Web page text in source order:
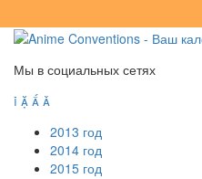
Мы в социальных сетях
   
2013 год
2014 год
2015 год